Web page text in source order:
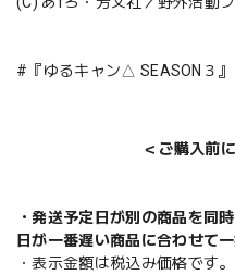
#『ゆるキャン△ SEASON３』
＜ご購入前
・発送予定日が別の商品を同
日が一番遅い商品に合わせて
・表示金額は税込み価格です。